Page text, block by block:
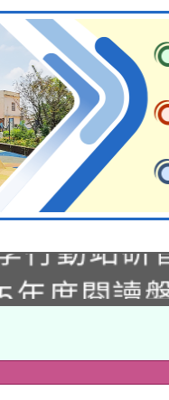
度第2次
年度閱讀
師名單